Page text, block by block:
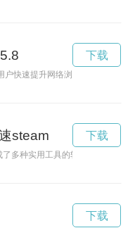
户快速提升网络浏览速度的工具
下载
steam
多种实用工具的软件，能够帮
下载
下载